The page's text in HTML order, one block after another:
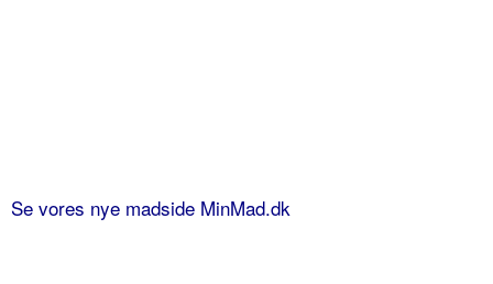
Se vores nye madside MinMad.dk